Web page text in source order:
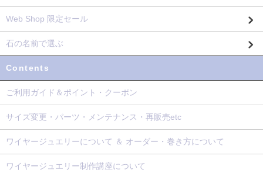
Web Shop 限定セール
石の名前で選ぶ
Contents
ご利用ガイド＆ポイント・クーポン
サイズ変更・パーツ・メンテナンス・再販売etc
ワイヤージュエリーについて ＆ オーダー・巻き方について
ワイヤージュエリー制作講座について